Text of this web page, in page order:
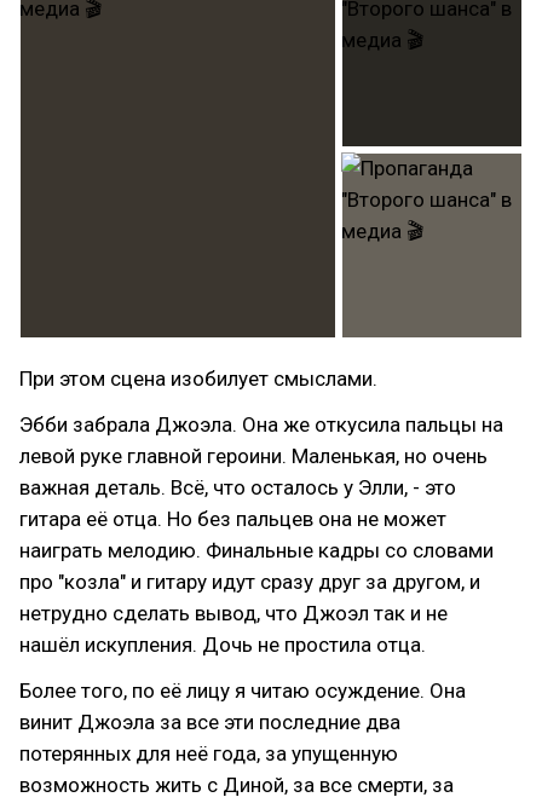
При этом сцена изобилует смыслами.
Эбби забрала Джоэла. Она же откусила пальцы на
левой руке главной героини. Маленькая, но очень
важная деталь. Всё, что осталось у Элли, - это
гитара её отца. Но без пальцев она не может
наиграть мелодию. Финальные кадры со словами
про "козла" и гитару идут сразу друг за другом, и
нетрудно сделать вывод, что Джоэл так и не
нашёл искупления. Дочь не простила отца.
Более того, по её лицу я читаю осуждение. Она
винит Джоэла за все эти последние два
потерянных для неё года, за упущенную
возможность жить с Диной, за все смерти, за